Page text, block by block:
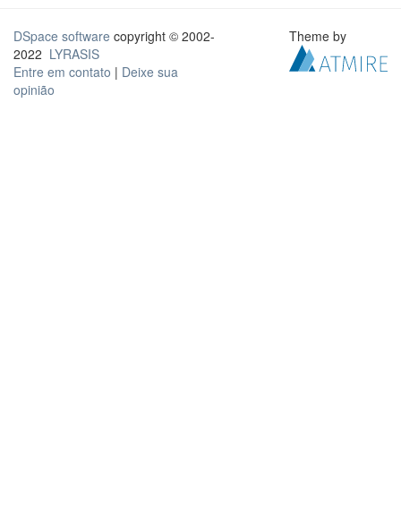
DSpace software copyright © 2002-
2022 LYRASIS
Entre em contato | Deixe sua
opinião
Theme by